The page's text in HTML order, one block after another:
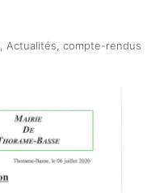
, Actualités, compte-rendus